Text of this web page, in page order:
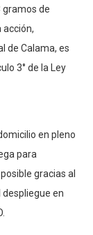
gramos de
acción,
de Calama, es
3° de la Ley
en pleno
para
gracias al
en